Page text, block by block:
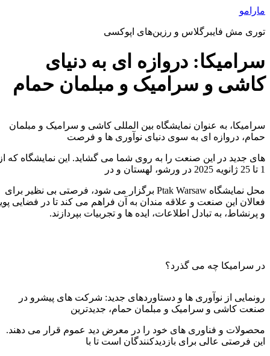
پرش
محتوا
مارامو
توری مش فایبرگلاس و رزین‌های اپوکسی
سرامیکا: دروازه ای به دنیای
کاشی و سرامیک و مبلمان حمام
سرامیکا، به عنوان نمایشگاه بین المللی کاشی و سرامیک و مبلمان
حمام، دروازه ای به سوی دنیای نوآوری ها و فرصت
های جدید در این صنعت را به روی شما می گشاید. این نمایشگاه که از
محل نمایشگاه Ptak Warsaw برگزار می شود، فرصتی بی نظیر برای
فعالان این صنعت و علاقه مندان به آن فراهم می کند تا در فضایی پویا
و پرنشاط، به تبادل اطلاعات، ایده ها و تجربیات بپردازند.
در سرامیکا چه می گذرد؟
رونمایی از نوآوری ها و دستاوردهای جدید: شرکت های پیشرو در
صنعت کاشی و سرامیک و مبلمان حمام، جدیدترین
محصولات و فناوری های خود را در معرض دید عموم قرار می دهند.
این فرصتی عالی برای بازدیدکنندگان است تا با